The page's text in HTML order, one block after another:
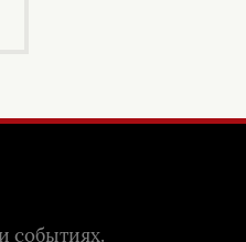
событиях.